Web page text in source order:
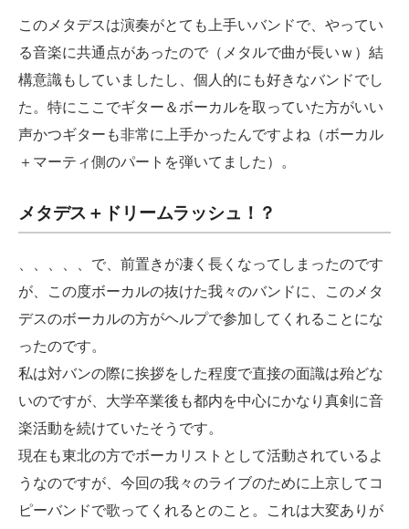
このメタデスは演奏がとても上手いバンドで、やってい
る音楽に共通点があったので（メタルで曲が長いｗ）結
構意識もしていましたし、個人的にも好きなバンドでし
た。特にここでギター＆ボーカルを取っていた方がいい
声かつギターも非常に上手かったんですよね（ボーカル
＋マーティ側のパートを弾いてました）。
メタデス＋ドリームラッシュ！？
、、、、、で、前置きが凄く長くなってしまったのです
が、この度ボーカルの抜けた我々のバンドに、このメタ
デスのボーカルの方がヘルプで参加してくれることにな
ったのです。
私は対バンの際に挨拶をした程度で直接の面識は殆どな
いのですが、大学卒業後も都内を中心にかなり真剣に音
楽活動を続けていたそうです。
現在も東北の方でボーカリストとして活動されているよ
うなのですが、今回の我々のライブのために上京してコ
ピーバンドで歌ってくれるとのこと。これは大変ありが